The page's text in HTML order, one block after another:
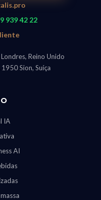
939 42 22
Reino Unido
Sion, Suíça
IA
AI